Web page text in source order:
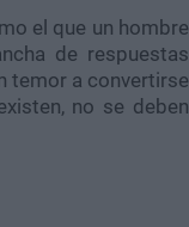
el que un hombre
de respuestas
temor a convertirse
no se deben